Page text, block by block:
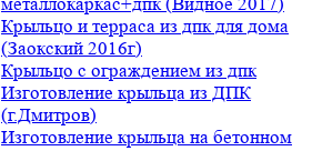
Крыльцо и терраса из дпк для дома
(Заокский 2016г)
Крыльцо с ограждением из дпк
Изготовление крыльца из ДПК
(г.Дмитров)
Изготовление крыльца на бетонном